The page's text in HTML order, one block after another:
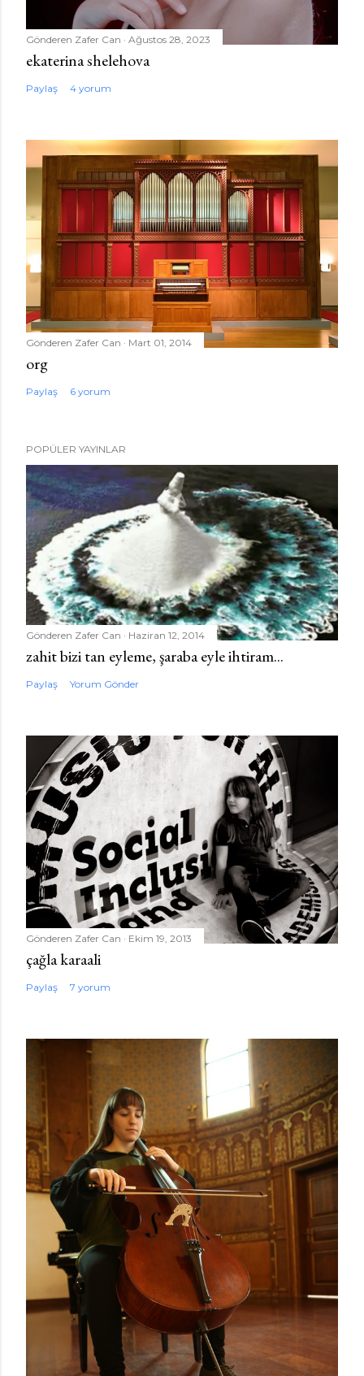
Gönderen Zafer Can Ağustos 28, 2023
ekaterina shelehova
Paylaş 4 yorum
Gönderen Zafer Can Mart 01, 2014
org
Paylaş 6 yorum
POPÜLER YAYINLAR
Gönderen Zafer Can Haziran 12, 2014
zahit bizi tan eyleme, şaraba eyle ihtiram...
Paylaş Yorum Gönder
Gönderen Zafer Can Ekim 19, 2013
çağla karaali
Paylaş 7 yorum